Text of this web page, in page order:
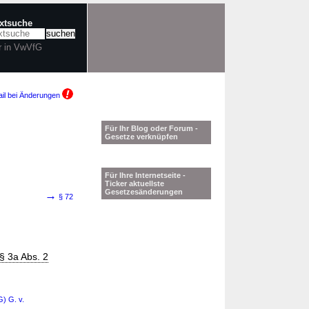
in VwVfG
bei Änderungen
→ § 72
§ 3a Abs. 2
G. v.
Für Ihr Blog oder Forum -
Gesetze verknüpfen
Für Ihre Internetseite -
Ticker aktuellste
Gesetzesänderungen